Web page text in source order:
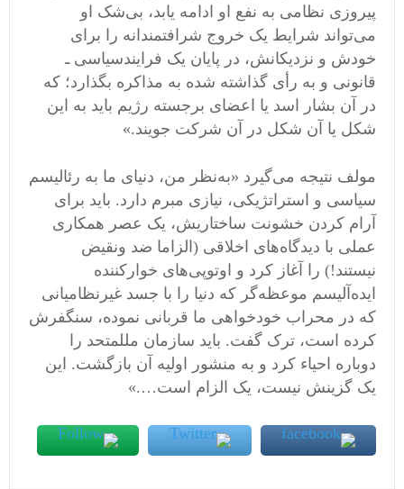
پیروزی نظامی به نفع او ادامه یابد، بیشک او
میتواند شرایط یک خروج شرافتمندانه را برای
خودش و نزدیکانش، در پایان یک فرایندسیاسی ـ
قانونی و به رأی گذاشته شده به مذاکره بگذارد؛ که
در آن بشار اسد یا اعضای برجسته رژیم باید به این
شکل یا آن شکل در آن شرکت جویند.»
مولف نتیجه میگیرد «بهنظر من، دنیای ما به رئالیسم
سیاسی و استراتژیکی، نیازی مبرم دارد. باید برای
آرام کردن خشونت ساختاریش، یک عصر همکاری
عملی با دیدگاههای اخلاقی ( الزاما ضد ونقیض
نیستند!) را آغاز کرد و اوتوپیهای خوارکننده
ایده آلیسم موعظهگر که دنیا را با جسد غیرنظامیانی
که در محراب خودخواهی ما قربانی نموده، سنگفرش
کرده است، ترک گفت. باید سازمان مللمتحد را
دوباره احیاء کرد و به منشور اولیه آن بازگشت. این
یک گزینش نیست، یک الزام است….»